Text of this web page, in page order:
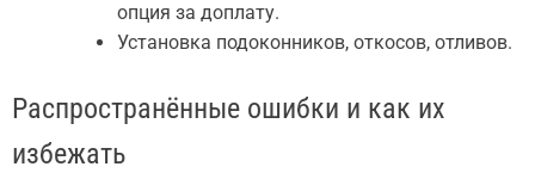
опция за доплату.
Установка подоконников, откосов, отливов.
Распространённые ошибки и как их
избежать